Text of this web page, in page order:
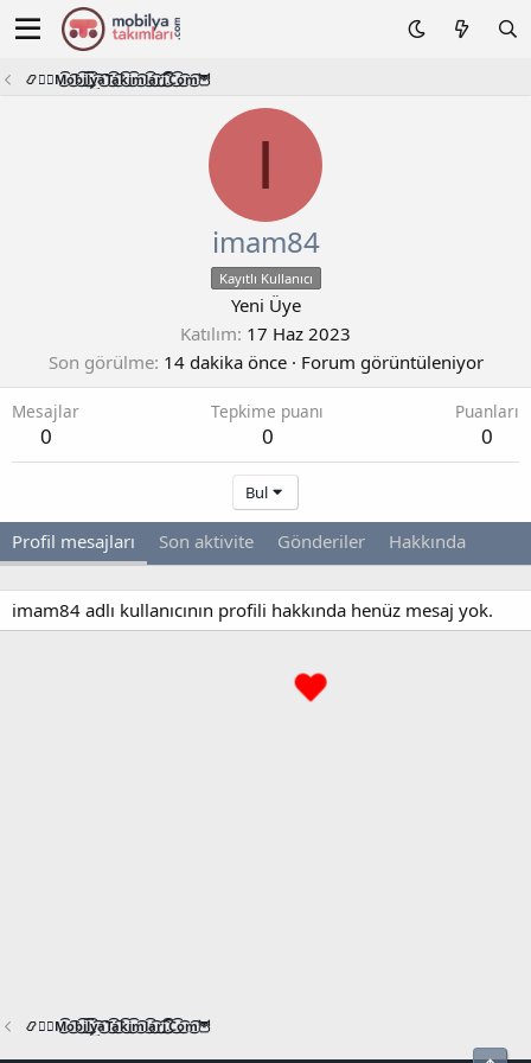
📿🧙‍♂️M͜͡o͜͡b͜͡i͜͡l͜͡y͜͡a͜͡T͜͡a͜͡k͜͡i͜͡m͜͡l͜͡a͜͡r͜͡i͜͡.͜͡C͜͡o͜͡m͜͡🦉
I
imam84
Kayıtlı Kullanıcı
Yeni Üye
Katılım 17 Haz 2023
Son görülme 14 dakika önce · Forum görüntüleniyor
Mesajlar
0
Tepkime puanı
0
Puanları
0
Bul
Profil mesajları Son aktivite Gönderiler Hakkında
imam84 adlı kullanıcının profili hakkında henüz mesaj yok.
📿🧙‍♂️M͜͡o͜͡b͜͡i͜͡l͜͡y͜͡a͜͡T͜͡a͜͡k͜͡i͜͡m͜͡l͜͡a͜͡r͜͡i͜͡.͜͡C͜͡o͜͡m͜͡🦉